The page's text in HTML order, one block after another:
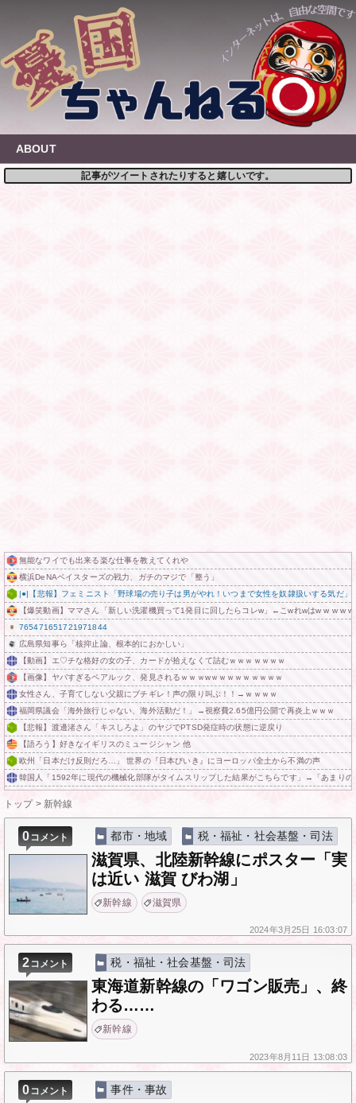
content
ABOUT
記事がツイートされたりすると嬉しいです。
無能なワイでも出来る楽な仕事を教えてくれや
横浜DeNAベイスターズの戦力、ガチのマジで「整う」
|●|【悲報】フェミニスト「野球場の売り子は男がやれ！いつまで女性を奴隷扱いする気だ」
【爆笑動画】ママさん「新しい洗濯機買って1発目に回したらコレw」←こwれwはw w w w
765471651721971844
広島県知事ら「核抑止論、根本的におかしい」
【動画】エ♡チな格好の女の子、カードが拾えなくて詰むｗｗｗｗｗｗｗ
【画像】ヤバすぎるペアルック、発見されるｗｗｗwｗｗｗｗｗｗｗｗｗ
女性さん、子育てしない父親にブチギレ！声の限り叫ぶ！！→ｗｗｗｗ
福岡県議会「海外旅行じゃない、海外活動だ！」→視察費2.65億円公開で再炎上ｗｗｗ
【悲報】渡邊渚さん「キスしろよ」のヤジでPTSD発症時の状態に逆戻り
【語ろう】好きなイギリスのミュージシャン 他
欧州「日本だけ反則だろ…」 世界の『日本びいき』にヨーロッパ全土から不満の声
韓国人「1592年に現代の機械化部隊がタイムスリップした結果がこちらです」→「あまり
トップ> 新幹線
0コメント 都市・地域 税・福祉・社会基盤・司法
滋賀県、北陸新幹線にポスター「実
は近い 滋賀 びわ湖」
新幹線 滋賀県
2024年3月25日 16:03:07
2コメント 税・福祉・社会基盤・司法
東海道新幹線の「ワゴン販売」、終
わる……
新幹線
2023年8月11日 13:08:03
0コメント 事件・事故